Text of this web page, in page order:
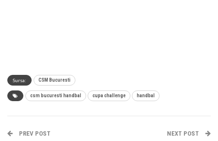
Sursa: CSM Bucuresti
csm bucuresti handbal cupa challenge handbal
PREV POST NEXT POST